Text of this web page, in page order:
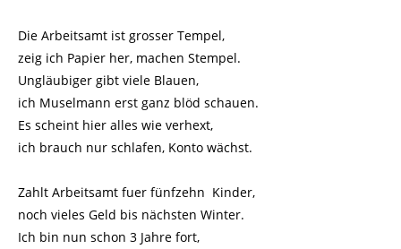
Die Arbeitsamt ist grosser Tempel,
zeig ich Papier her, machen Stempel.
Ungläubiger gibt viele Blauen,
ich Muselmann erst ganz blöd schauen.
Es scheint hier alles wie verhext,
ich brauch nur schlafen, Konto wächst.
Zahlt Arbeitsamt fuer fünfzehn Kinder,
noch vieles Geld bis nächsten Winter.
Ich bin nun schon 3 Jahre fort,